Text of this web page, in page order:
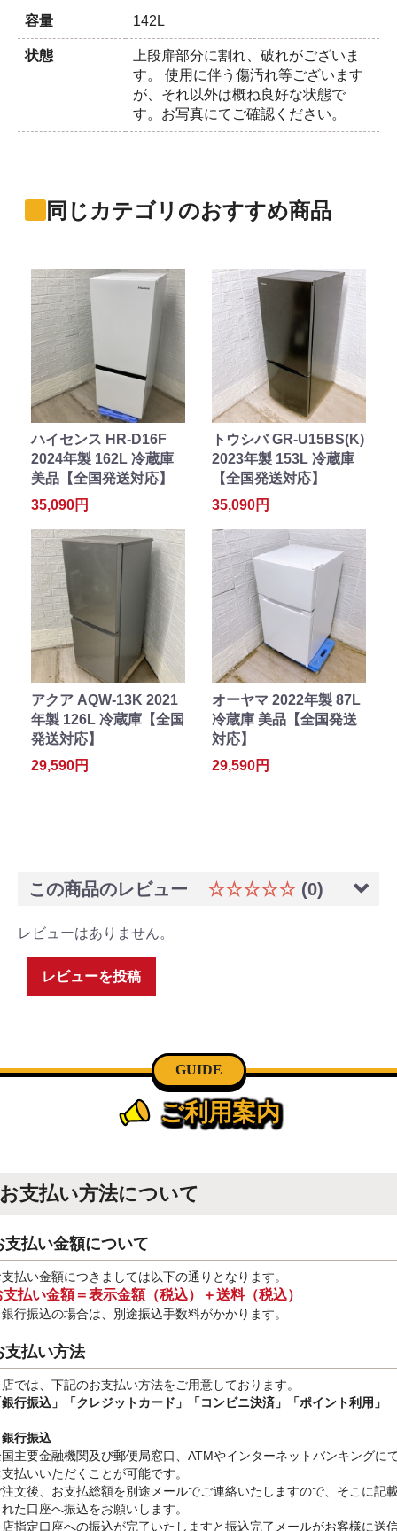
容量 142L
状態
上段扉部分に割れ、破れがございま
す。 使用に伴う傷汚れ等ございます
が、それ以外は概ね良好な状態で
す。お写真にてご確認ください。
同じカテゴリのおすすめ商品
ハイセンス HR-D16F
2024年製 162L 冷蔵庫
美品【全国発送対応】
35,090円
トウシバ GR-U15BS(K)
2023年製 153L 冷蔵庫
【全国発送対応】
35,090円
アクア AQW-13K 2021
年製 126L 冷蔵庫【全国
発送対応】
29,590円
オーヤマ 2022年製 87L
冷蔵庫 美品【全国発送
対応】
29,590円
この商品のレビュー ☆☆☆☆☆ (0)
レビューはありません。
レビューを投稿
GUIDE
ご利用案内
お支払い方法について
支払い金額について
払い金額につきましては以下の通りとなります。
支払い金額＝表示金額（税込）＋送料（税込）
行振込の場合は、別途振込手数料がかかります。
支払い方法
では、下記のお支払い方法をご用意しております。
行振込」
「クレジットカード」「コンビニ決済」「ポイント利用」
行振込
主要金融機関及び郵便局窓口、ATMやインターネットバンキングに
払いいただくことが可能です。
文後、お支払総額を別途メールでご連絡いたしますので、そこに記
た口座へ振込をお願いします。
指定口座への振込が完了いたしますと振込完了メールがお客様に送